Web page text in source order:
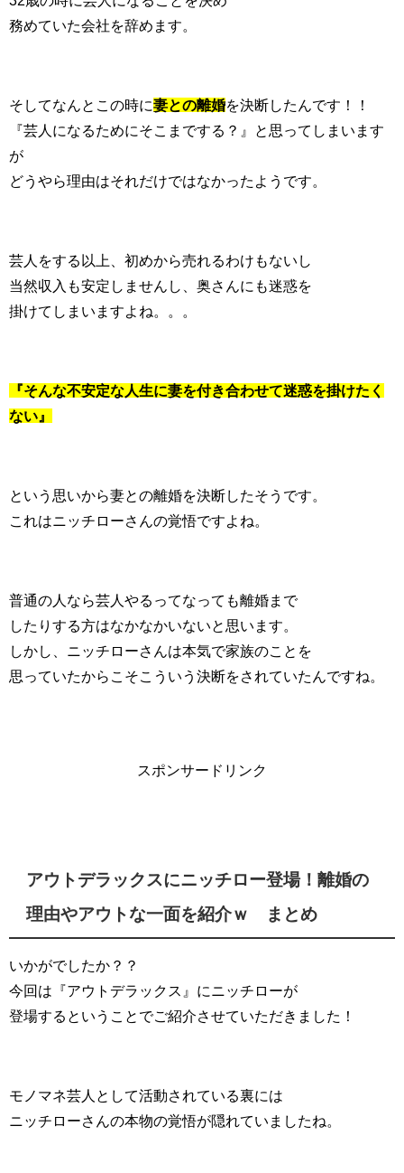
務めていた会社を辞めます。
そしてなんとこの時に妻との離婚を決断したんです！！
『芸人になるためにそこまでする？』と思ってしまいます
が
どうやら理由はそれだけではなかったようです。
芸人をする以上、初めから売れるわけもないし
当然収入も安定しませんし、奥さんにも迷惑を
掛けてしまいますよね。。。
『そんな不安定な人生に妻を付き合わせて迷惑を掛けたく
ない』
という思いから妻との離婚を決断したそうです。
これはニッチローさんの覚悟ですよね。
普通の人なら芸人やるってなっても離婚まで
したりする方はなかなかいないと思います。
しかし、ニッチローさんは本気で家族のことを
思っていたからこそこういう決断をされていたんですね。
スポンサードリンク
アウトデラックスにニッチロー登場！離婚の
理由やアウトな一面を紹介ｗ まとめ
いかがでしたか？？
今回は『アウトデラックス』にニッチローが
登場するということでご紹介させていただきました！
モノマネ芸人として活動されている裏には
ニッチローさんの本物の覚悟が隠れていましたね。